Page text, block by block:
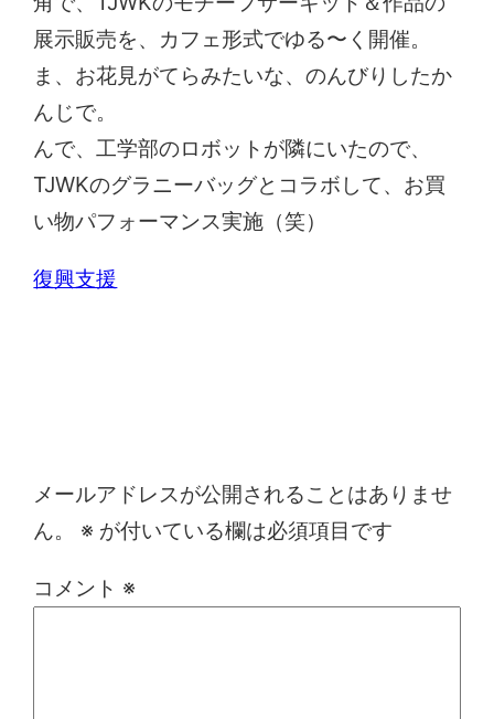
展示販売を、カフェ形式でゆる〜く開催。
ま、お花見がてらみたいな、のんびりしたか
んじで。
んで、工学部のロボットが隣にいたので、
TJWKのグラニーバッグとコラボして、お買
い物パフォーマンス実施（笑）
復興支援
メールアドレスが公開されることはありませ
ん。
※ が付いている欄は必須項目です
コメント ※